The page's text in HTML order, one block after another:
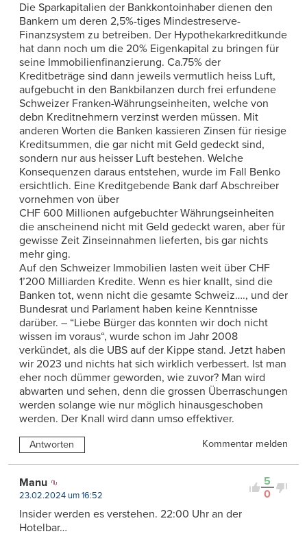
Die Sparkapitalien der Bankkontoinhaber dienen den
Bankern um deren 2,5%-tiges Mindestreserve-
Finanzsystem zu betreiben. Der Hypothekarkreditkunde
hat dann noch um die 20% Eigenkapital zu bringen für
seine Immobilienfinanzierung. Ca.75% der
Kreditbeträge sind dann jeweils vermutlich heiss Luft,
aufgebucht in den Bankbilanzen durch frei erfundene
Schweizer Franken-Währungseinheiten, welche von
debn Kreditnehmern verzinst werden müssen. Mit
anderen Worten die Banken kassieren Zinsen für riesige
Kreditsummen, die gar nicht mit Geld gedeckt sind,
sondern nur aus heisser Luft bestehen. Welche
Konsequenzen daraus entstehen, wurde im Fall Benko
ersichtlich. Eine Kreditgebende Bank darf Abschreiber
vornehmen von über
CHF 600 Millionen aufgebuchter Währungseinheiten
die anscheinend nicht mit Geld gedeckt waren, aber für
gewisse Zeit Zinseinnahmen lieferten, bis gar nichts
mehr ging.
Auf den Schweizer Immobilien lasten weit über CHF
1’200 Milliarden Kredite. Wenn es hier knallt, sind die
Banken tot, wenn nicht die gesamte Schweiz…., und der
Bundesrat und Parlament haben keine Kenntnisse
darüber. – “Liebe Bürger das konnten wir doch nicht
wissen im voraus“, wurde schon im Jahr 2008
verkündet, als die UBS auf der Kippe stand. Jetzt haben
wir 2023 und nichts hat sich wirklich verbessert. Ist man
eher noch dümmer geworden, wie zuvor? Man wird
abwarten und sehen, denn die grossen Überraschungen
werden solange wie nur möglich hinausgeschoben
werden. Der Knall wird dann umso effektiver.
Antworten Kommentar melden
5
0
Manu
23.02.2024 um 16:52
Insider werden es verstehen. 22:00 Uhr an der
Hotelbar…